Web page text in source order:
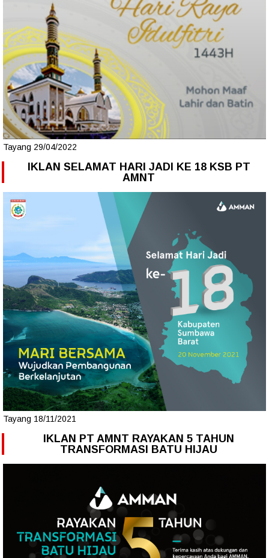
Tayang 29/04/2022
IKLAN SELAMAT HARI JADI KE 18 KSB PT
AMNT
Tayang 18/11/2021
IKLAN PT AMNT RAYAKAN 5 TAHUN
TRANSFORMASI BATU HIJAU